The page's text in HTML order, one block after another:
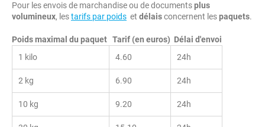
Pour les envois de marchandise ou de documentsplus
volumineux, lestarifs par poids et délaisconcernent lespaquets.
Poids maximal du paquet Tarif (en euros) Délai d'envoi
1 kilo
4.60 24h
2 kg 6.90 24h
10 kg 9.20 24h